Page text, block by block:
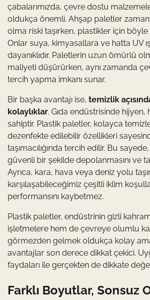
çabalarımızda, çevre dostu
oldukça önemli. Ahşap paletler
olma riski taşırken, plastikler için
Onlar suya, kimyasallara ve hatta UV
dayanıklıdır. Paletlerin uzun ömürlü
maliyeti düşürürken, aynı zamanda
tercih yapma imkanı sunar.
Bir başka avantajı ise, temizlik
kolaylıklar. Gıda endüstrisinde
sahiptir. Plastik paletler, kolayca
dezenfekte edilebilir özellikleri
taşımacılığında tercih edilir. Bu
güvenli bir şekilde depolanmasını ve
Ayrıca, kara, hava veya deniz yolu
karşılaşabileceğimiz çeşitli iklim
performansını kaybetmez.
Plastik paletler, endüstrinin gizli
işletmelere hem de çevreye olumlu
görmezden gelmek oldukça kolay
avantajlar son derece dikkat çekici.
faydaları ile gerçekten de dikkate
Farklı Boyutlar, Sonsuz